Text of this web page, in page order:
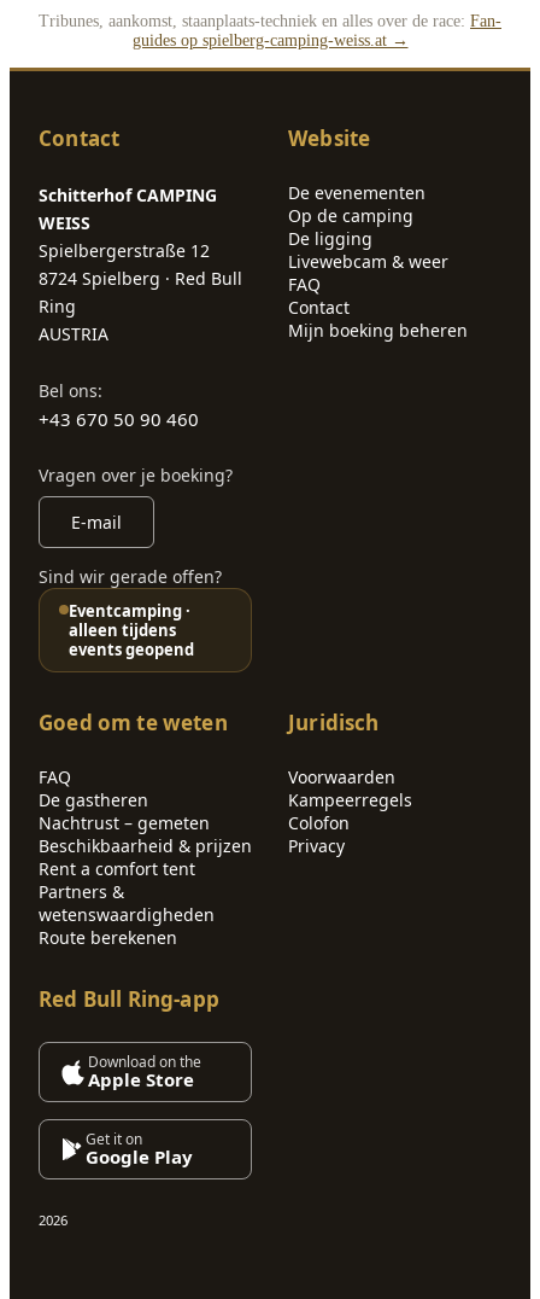
Tribunes, aankomst, staanplaats-techniek en alles over de race: Fan-
guides op spielberg-camping-weiss.at →
Contact
Schitterhof CAMPING
WEISS
Spielbergerstraße 12
8724 Spielberg · Red Bull
Ring
AUSTRIA
Bel ons:
+43 670 50 90 460
Vragen over je boeking?
E-mail
Sind wir gerade offen?
Eventcamping ·
alleen tijdens
events geopend
Website
De evenementen
Op de camping
De ligging
Livewebcam & weer
FAQ
Contact
Mijn boeking beheren
Goed om te weten
FAQ
De gastheren
Nachtrust – gemeten
Beschikbaarheid & prijzen
Rent a comfort tent
Partners &
wetenswaardigheden
Route berekenen
Juridisch
Voorwaarden
Kampeerregels
Colofon
Privacy
Red Bull Ring-app
Download on the
Apple Store
Get it on
Google Play